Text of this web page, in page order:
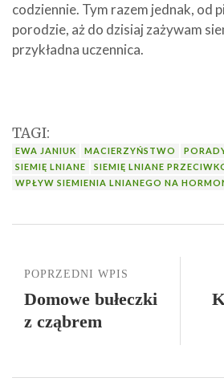
codziennie. Tym razem jednak, od
porodzie, aż do dzisiaj zażywam
przykładna uczennica.
TAGI:
EWA JANIUK MACIERZYŃSTWO
SIEMIĘ LNIANE
SIEMIĘ LNIANE
WPŁYW SIEMIENIA LNIANEGO NA
POPRZEDNI WPIS
Domowe bułeczki
z cząbrem